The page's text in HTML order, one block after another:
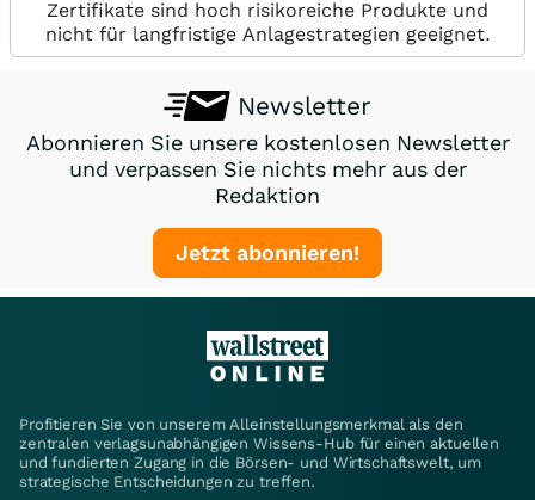
Zertifikate sind hoch risikoreiche Produkte und
nicht für langfristige Anlagestrategien geeignet.
Newsletter
Abonnieren Sie unsere kostenlosen Newsletter
und verpassen Sie nichts mehr aus der
Redaktion
Jetzt abonnieren!
Profitieren Sie von unserem Alleinstellungsmerkmal als den
zentralen verlagsunabhängigen Wissens-Hub für einen aktuellen
und fundierten Zugang in die Börsen- und Wirtschaftswelt, um
strategische Entscheidungen zu treffen.